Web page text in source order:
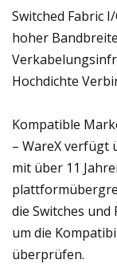
Switched Fabric
hoher Bandbreite
Hochdichte
Kompatible
– WareX verfügt
mit über 11
die Switches
um die
überprüfen.